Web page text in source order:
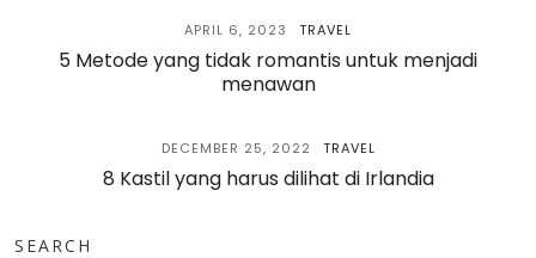
APRIL 6, 2023 TRAVEL
5 Metode yang tidak romantis untuk menjadi
menawan
DECEMBER 25, 2022 TRAVEL
8 Kastil yang harus dilihat di Irlandia
SEARCH